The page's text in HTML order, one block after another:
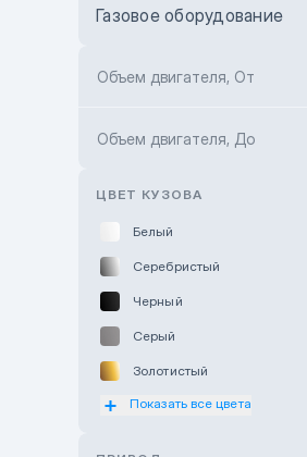
Toyota Kokshetau
Hyundai ShymCity
Газовое оборудование
Объем двигателя, От
Объем двигателя, До
ЦВЕТ КУЗОВА
Белый
Серебристый
Черный
Серый
Золотистый
Оранжевый
Показать все цвета